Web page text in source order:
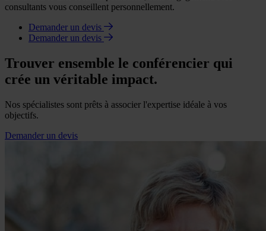
consultants vous conseillent personnellement.
Demander un devis
Demander un devis
Trouver ensemble le conférencier qui
crée un véritable impact.
Nos spécialistes sont prêts à associer l'expertise idéale à vos
objectifs.
Demander un devis